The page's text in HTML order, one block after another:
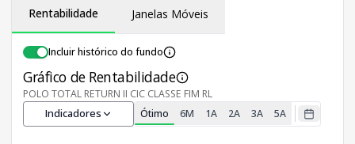
Rentabilidade Janelas Móveis
Incluir histórico do fundo
Gráfico de Rentabilidade
POLO TOTAL RETURN II CIC CLASSE FIM RL
Indicadores Ótimo 6M 1A 2A 3A 5A